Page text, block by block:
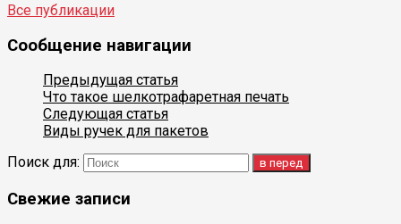
Все публикации
Сообщение навигации
Предыдущая статья
Что такое шелкотрафаретная печать
Следующая статья
Виды ручек для пакетов
Поиск для:
Свежие записи